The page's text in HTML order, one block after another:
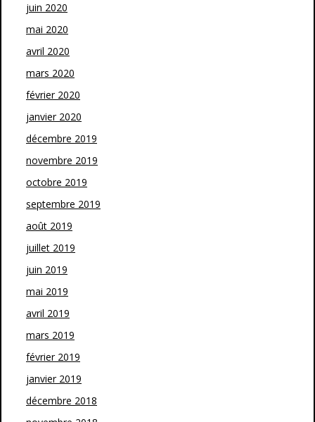
juin 2020
mai 2020
avril 2020
mars 2020
février 2020
janvier 2020
décembre 2019
novembre 2019
octobre 2019
septembre 2019
août 2019
juillet 2019
juin 2019
mai 2019
avril 2019
mars 2019
février 2019
janvier 2019
décembre 2018